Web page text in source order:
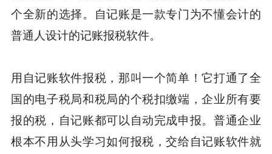
个全新的选择。自记账是一款专门为不懂会计的
普通人设计的记账报税软件。
用自记账软件报税，那叫一个简单！它打通了全
国的电子税局和税局的个税扣缴端，企业所有要
报的税，自记账都可以自动完成申报。普通企业
根本不用从头学习如何报税，交给自记账软件就